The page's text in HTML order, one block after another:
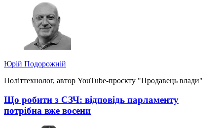
Юрій Подорожній
Політтехнолог, автор YouTube-проєкту "Продавець влади"
Що робити з СЗЧ: відповідь парламенту
потрібна вже восени